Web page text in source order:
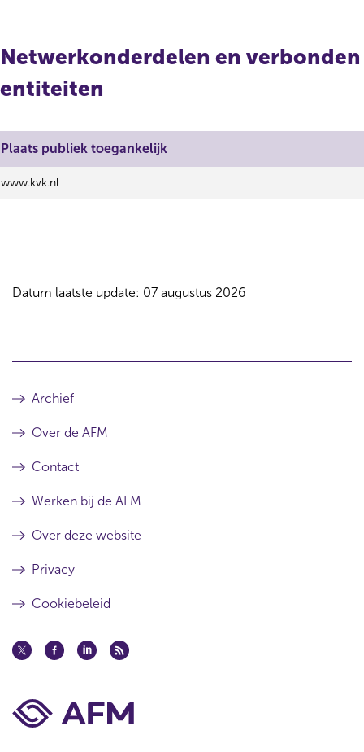
Netwerkonderdelen en verbonden
entiteiten
Plaats publiek toegankelijk
www.kvk.nl
Datum laatste update: 07 augustus 2026
Archief
Over de AFM
Contact
Werken bij de AFM
Over deze website
Privacy
Cookiebeleid